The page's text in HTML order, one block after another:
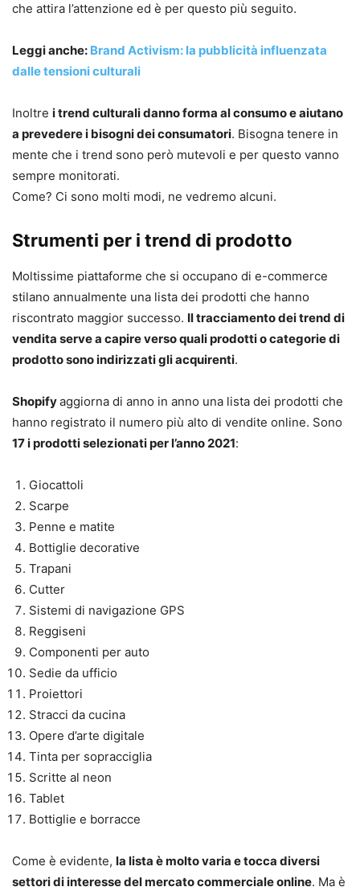
che attira l’attenzione ed è per questo più seguito.
Leggi anche: Brand Activism: la pubblicità influenzata
dalle tensioni culturali
Inoltre i trend culturali danno forma al consumo e aiutano
a prevedere i bisogni dei consumatori. Bisogna tenere in
mente che i trend sono però mutevoli e per questo vanno
sempre monitorati.
Come? Ci sono molti modi, ne vedremo alcuni.
Strumenti per i trend di prodotto
Moltissime piattaforme che si occupano di e-commerce
stilano annualmente una lista dei prodotti che hanno
riscontrato maggior successo. Il tracciamento dei trend di
vendita serve a capire verso quali prodotti o categorie di
prodotto sono indirizzati gli acquirenti.
Shopifyaggiorna di anno in anno una lista dei prodotti che
hanno registrato il numero più alto di vendite online. Sono
17 i prodotti selezionati per l’anno 2021:
Giocattoli
Scarpe
Penne e matite
Bottiglie decorative
Trapani
Cutter
Sistemi di navigazione GPS
Reggiseni
Componenti per auto
Sedie da ufficio
Proiettori
Stracci da cucina
Opere d’arte digitale
Tinta per sopracciglia
Scritte al neon
Tablet
Bottiglie e borracce
Come è evidente, la lista è molto varia e tocca diversi
settori di interesse del mercato commerciale online. Ma è